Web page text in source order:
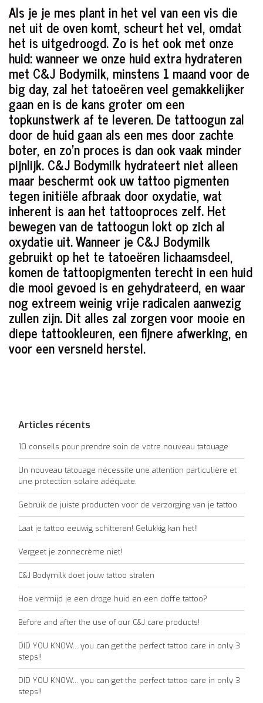
Als je je mes plant in het vel van een vis die
net uit de oven komt, scheurt het vel, omdat
het is uitgedroogd. Zo is het ook met onze
huid: wanneer we onze huid extra hydrateren
met C&J Bodymilk, minstens 1 maand voor de
big day, zal het tatoeëren veel gemakkelijker
gaan en is de kans groter om een
topkunstwerk af te leveren. De tattoogun zal
door de huid gaan als een mes door zachte
boter, en zo’n proces is dan ook vaak minder
pijnlijk. C&J Bodymilk hydrateert niet alleen
maar beschermt ook uw tattoo pigmenten
tegen initiële afbraak door oxydatie, wat
inherent is aan het tattooproces zelf. Het
bewegen van de tattoogun lokt op zich al
oxydatie uit. Wanneer je C&J Bodymilk
gebruikt op het te tatoeëren lichaamsdeel,
komen de tattoopigmenten terecht in een huid
die mooi gevoed is en gehydrateerd, en waar
nog extreem weinig vrije radicalen aanwezig
zullen zijn. Dit alles zal zorgen voor mooie en
diepe tattookleuren, een fijnere afwerking, en
voor een versneld herstel.
Articles récents
10 conseils pour prendre soin de votre nouveau tatouage
Un nouveau tatouage nécessite une attention particulière et
une protection solaire adéquate.
Gebruik de juiste producten voor de verzorging van je tattoo
Laat je tattoo eeuwig schitteren! Gelukkig kan het!!
Vergeet je zonnecrème niet!
C&J Bodymilk doet jouw tattoo stralen
Hoe vermijd je een droge huid en een doffe tattoo?
Before and after the use of our C&J care products!
DID YOU KNOW... you can get the perfect tattoo care in only 3
steps!!
DID YOU KNOW... you can get the perfect tattoo care in only 3
steps!!